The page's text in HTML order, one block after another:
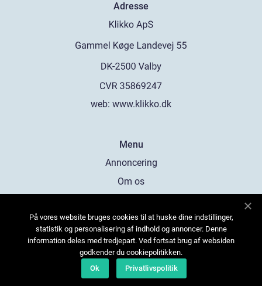
Adresse
web: www.klikko.dk
Menu
Annoncering
Om os
Kontakt os
Sitemap
På vores website bruges cookies til at huske dine indstillinger,
statistik og personalisering af indhold og annoncer. Denne
information deles med tredjepart. Ved fortsat brug af websiden
godkender du cookiepolitikken.
Ok
Privatlivspolitik